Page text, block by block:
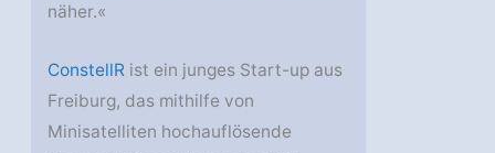
näher.«
ConstellR ist ein junges Start-up aus
Freiburg, das mithilfe von
Minisatelliten hochauflösende